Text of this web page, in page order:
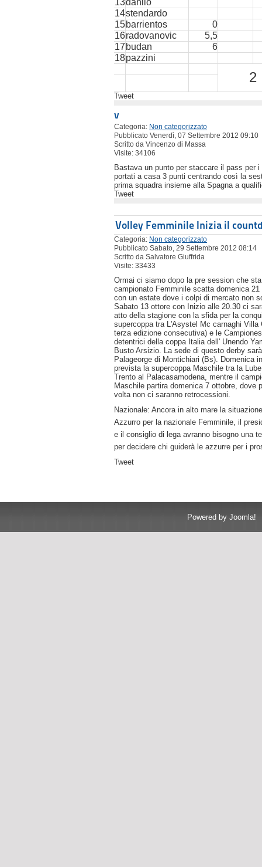
13danilo
14stendardo
15barrientos
0
16radovanovic
5,5
17 budan
6
18pazzini
2
Tweet
v
Categoria: Non categorizzato
Pubblicato Venerdì, 07 Settembre 2012 09:10
Scritto da Vincenzo di Massa
Visite: 34106
Bastava un punto per staccare il pass per
portati a casa 3 punti centrando così la
prima squadra insieme alla Spagna a
Tweet
Volley Femminile Inizia il
Categoria: Non categorizzato
Pubblicato Sabato, 29 Settembre 2012 08:14
Scritto da Salvatore Giuffrida
Visite: 33433
Ormai ci siamo dopo la pre session che
campionato Femminile scatta domenica 21
con un estate dove i colpi di mercato non
Sabato 13 ottore con Inizio alle 20.30 ci
atto della stagione con la sfida per la
supercoppa tra L'Asystel Mc carnaghi Villa
terza edizione consecutiva) e le
detentrici della coppa Italia dell' Unendo
Busto Arsizio. La sede di questo derby
Palageorge di Montichiari (Bs). Domenica
prevista la supercoppa Maschile tra la
Trento al Palacasamodena, mentre il
Maschile partira domenica 7 ottobre, dove
volta non ci saranno retrocessioni.
Nazionale: Ancora in alto mare la
Azzurro per la nazionale Femminile, il
e il consiglio di lega avranno bisogno una
per decidere chi guiderà le azzurre per i
Tweet
Powered by Joomla!